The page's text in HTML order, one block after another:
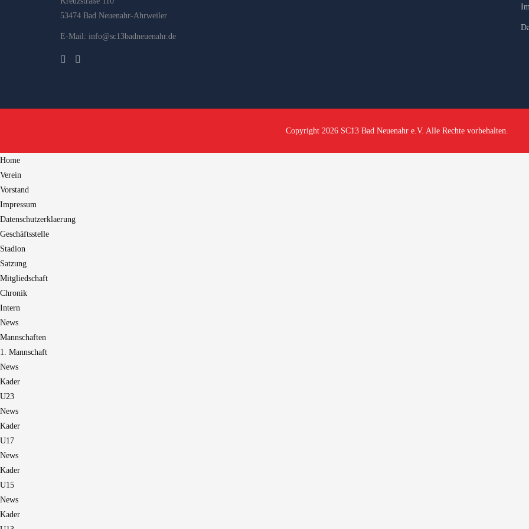
53474 Bad Neuenahr-Ahrweiler
E-Mail: info@sc13badneuenahr.de
Copyright 2026 SC13 Bad Neuenahr e.V. Alle Rechte vorbehalten.
Home
Verein
Vorstand
Impressum
Datenschutzerklaerung
Geschäftsstelle
Stadion
Satzung
Mitgliedschaft
Chronik
Intern
News
Mannschaften
1. Mannschaft
News
Kader
U23
News
Kader
U17
News
Kader
U15
News
Kader